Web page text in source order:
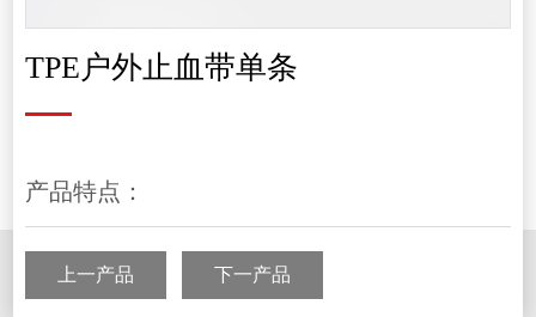
TPE户外止血带单条
产品特点：
上一产品 下一产品